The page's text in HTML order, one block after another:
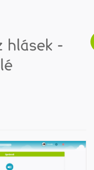
hlásek -